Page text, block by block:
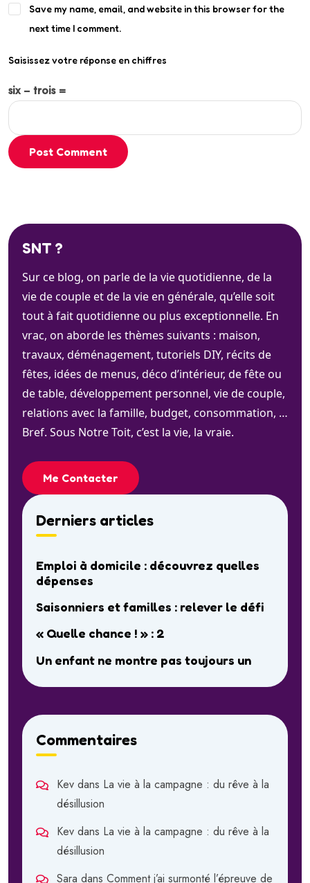
Save my name, email, and website in this browser for the
next time I comment.
Saisissez votre réponse en chiffres
six − trois =
Post Comment
SNT ?
Sur ce blog, on parle de la vie quotidienne, de la
vie de couple et de la vie en générale, qu’elle soit
tout à fait quotidienne ou plus exceptionnelle. En
vrac, on aborde les thèmes suivants : maison,
travaux, déménagement, tutoriels DIY, récits de
fêtes, idées de menus, déco d’intérieur, de fête ou
de table, développement personnel, vie de couple,
relations avec la famille, budget, consommation, …
Bref. Sous Notre Toit, c’est la vie, la vraie.
Me Contacter
Derniers articles
Emploi à domicile : découvrez quelles
dépenses
Saisonniers et familles : relever le défi
« Quelle chance ! » : 2
Un enfant ne montre pas toujours un
Commentaires
Kev dans La vie à la campagne : du rêve à la
désillusion
Kev dans La vie à la campagne : du rêve à la
désillusion
Sara dans Comment j’ai surmonté l’épreuve de